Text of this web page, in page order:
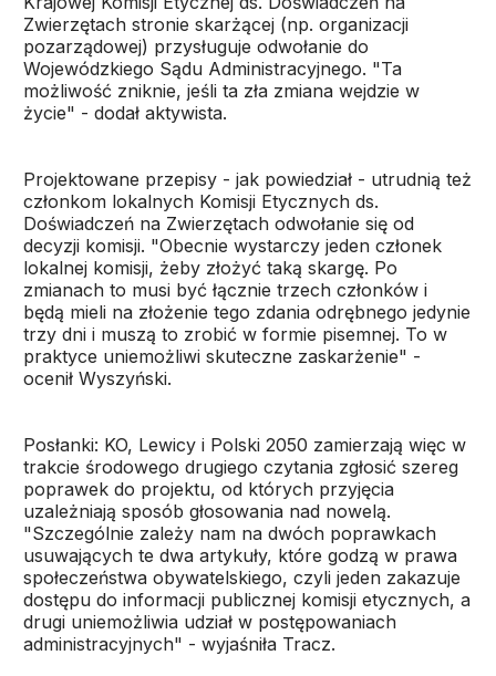
Zwierzętach stronie skarżącej (np. organizacji
pozarządowej) przysługuje odwołanie do
Wojewódzkiego Sądu Administracyjnego. "Ta
możliwość zniknie, jeśli ta zła zmiana wejdzie w
życie" - dodał aktywista.
Projektowane przepisy - jak powiedział - utrudnią też
członkom lokalnych Komisji Etycznych ds.
Doświadczeń na Zwierzętach odwołanie się od
decyzji komisji. "Obecnie wystarczy jeden członek
lokalnej komisji, żeby złożyć taką skargę. Po
zmianach to musi być łącznie trzech członków i
będą mieli na złożenie tego zdania odrębnego jedynie
trzy dni i muszą to zrobić w formie pisemnej. To w
praktyce uniemożliwi skuteczne zaskarżenie" -
ocenił Wyszyński.
Posłanki: KO, Lewicy i Polski 2050 zamierzają więc w
trakcie środowego drugiego czytania zgłosić szereg
poprawek do projektu, od których przyjęcia
uzależniają sposób głosowania nad nowelą.
"Szczególnie zależy nam na dwóch poprawkach
usuwających te dwa artykuły, które godzą w prawa
społeczeństwa obywatelskiego, czyli jeden zakazuje
dostępu do informacji publicznej komisji etycznych, a
drugi uniemożliwia udział w postępowaniach
administracyjnych" - wyjaśniła Tracz.